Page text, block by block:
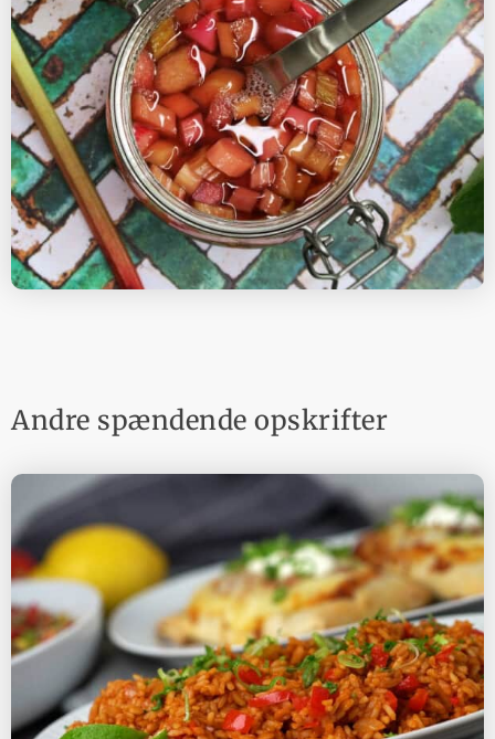
Andre spændende opskrifter